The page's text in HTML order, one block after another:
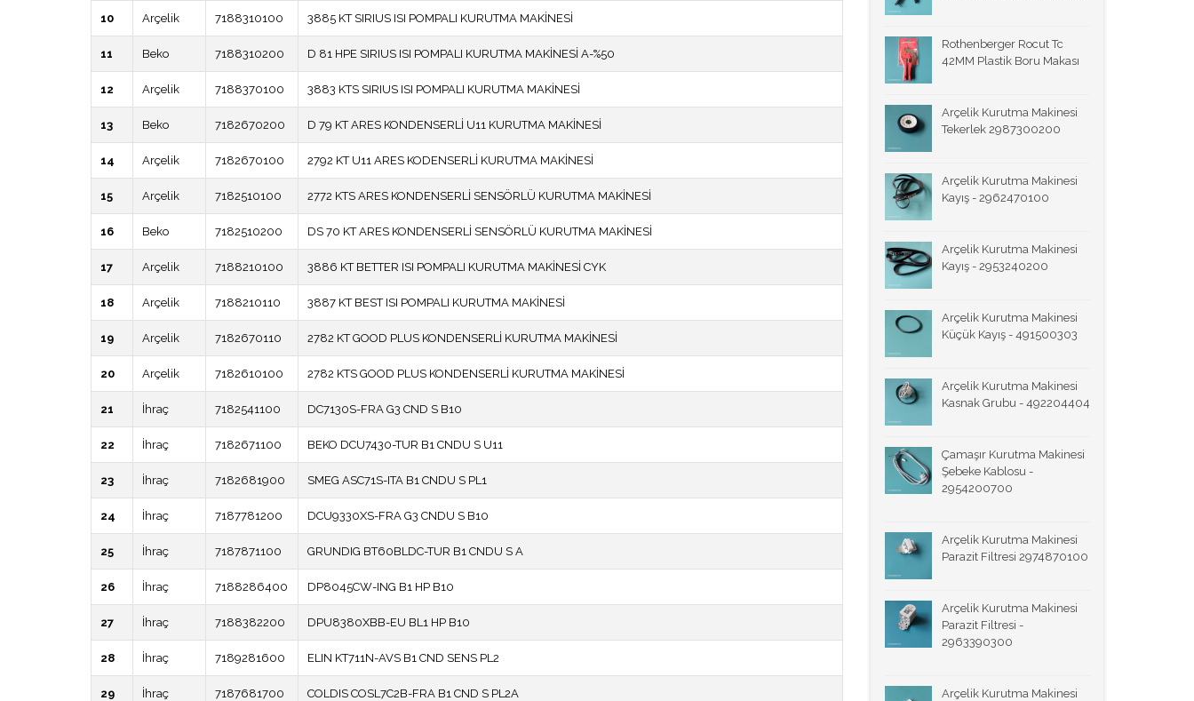
10 Arçelik 7188310100 3885 KT SIRIUS ISI POMPALI KURUTMA MAKİNESİ
11 Beko 7188310200 D 81 HPE SIRIUS ISI POMPALI KURUTMA MAKİNESİ A-%50
12 Arçelik 7188370100 3883 KTS SIRIUS ISI POMPALI KURUTMA MAKİNESİ
13 Beko 7182670200 D 79 KT ARES KONDENSERLİ U11 KURUTMA MAKİNESİ
14 Arçelik 7182670100 2792 KT U11 ARES KODENSERLİ KURUTMA MAKİNESİ
15 Arçelik 7182510100 2772 KTS ARES KONDENSERLİ SENSÖRLÜ KURUTMA MAKİNESİ
16 Beko 7182510200 DS 70 KT ARES KONDENSERLİ SENSÖRLÜ KURUTMA MAKİNESİ
17 Arçelik 7188210100 3886 KT BETTER ISI POMPALI KURUTMA MAKİNESİ CYK
18 Arçelik 7188210110 3887 KT BEST ISI POMPALI KURUTMA MAKİNESİ
19 Arçelik 7182670110 2782 KT GOOD PLUS KONDENSERLİ KURUTMA MAKİNESİ
20 Arçelik 7182610100 2782 KTS GOOD PLUS KONDENSERLİ KURUTMA MAKİNESİ
21 İhraç 7182541100 DC7130S-FRA G3 CND S B10
22 İhraç 7182671100 BEKO DCU7430-TUR B1 CNDU S U11
23 İhraç 7182681900 SMEG ASC71S-ITA B1 CNDU S PL1
24 İhraç 7187781200 DCU9330XS-FRA G3 CNDU S B10
25 İhraç 7187871100 GRUNDIG BT60BLDC-TUR B1 CNDU S A
26 İhraç 7188286400 DP8045CW-ING B1 HP B10
27 İhraç 7188382200 DPU8380XBB-EU BL1 HP B10
28 İhraç 7189281600 ELIN KT711N-AVS B1 CND SENS PL2
29 İhraç 7187681700 COLDIS COSL7C2B-FRA B1 CND S PL2A
Rothenberger Rocut Tc
42MM Plastik Boru Makası
Arçelik Kurutma Makinesi
Tekerlek 2987300200
Arçelik Kurutma Makinesi
Kayış - 2962470100
Arçelik Kurutma Makinesi
Kayış - 2953240200
Arçelik Kurutma Makinesi
Küçük Kayış - 491500303
Arçelik Kurutma Makinesi
Kasnak Grubu - 492204404
Çamaşır Kurutma Makinesi
Şebeke Kablosu -
2954200700
Arçelik Kurutma Makinesi
Parazit Filtresi 2974870100
Arçelik Kurutma Makinesi
Parazit Filtresi -
2963390300
Arçelik Kurutma Makinesi